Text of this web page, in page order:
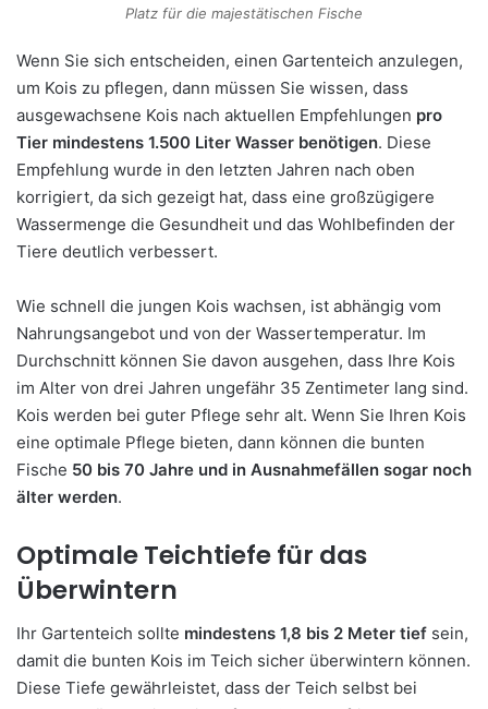
Platz für die majestätischen Fische
Wenn Sie sich entscheiden, einen Gartenteich anzulegen,
um Kois zu pflegen, dann müssen Sie wissen, dass
ausgewachsene Kois nach aktuellen Empfehlungen pro
Tier mindestens 1.500 Liter Wasser benötigen. Diese
Empfehlung wurde in den letzten Jahren nach oben
korrigiert, da sich gezeigt hat, dass eine großzügigere
Wassermenge die Gesundheit und das Wohlbefinden der
Tiere deutlich verbessert.
Wie schnell die jungen Kois wachsen, ist abhängig vom
Nahrungsangebot und von der Wassertemperatur. Im
Durchschnitt können Sie davon ausgehen, dass Ihre Kois
im Alter von drei Jahren ungefähr 35 Zentimeter lang sind.
Kois werden bei guter Pflege sehr alt. Wenn Sie Ihren Kois
eine optimale Pflege bieten, dann können die bunten
Fische 50 bis 70 Jahre und in Ausnahmefällen sogar noch
älter werden.
Optimale Teichtiefe für das
Überwintern
Ihr Gartenteich sollte mindestens 1,8 bis 2 Meter tief sein,
damit die bunten Kois im Teich sicher überwintern können.
Diese Tiefe gewährleistet, dass der Teich selbst bei